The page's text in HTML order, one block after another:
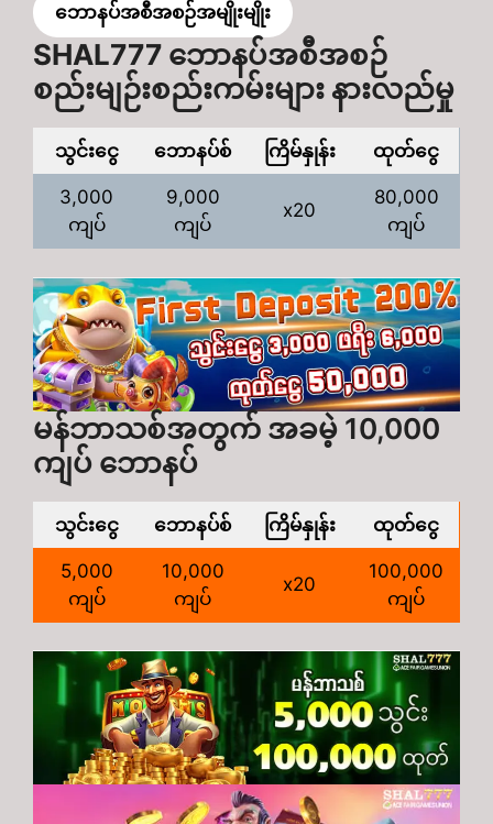
ဘောနပ်အစီအစဉ်အမျိုးမျိုး
SHAL777 ဘောနပ်အစီအစဉ်
စည်းမျဉ်းစည်းကမ်းများ နားလည်မှု
သွင်းငွေ ဘောနပ်စ် ကြိမ်နှုန်း ထုတ်ငွေ
3,000
ကျပ်
9,000
ကျပ်
x20
80,000
ကျပ်
မန်ဘာသစ်အတွက် အခမဲ့ 10,000
ကျပ် ဘောနပ်
သွင်းငွေ ဘောနပ်စ် ကြိမ်နှုန်း ထုတ်ငွေ
5,000
ကျပ်
10,000
ကျပ်
x20
100,000
ကျပ်